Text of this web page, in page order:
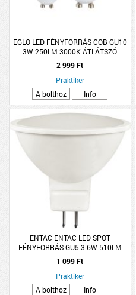
EGLO LED FÉNYFORRÁS COB GU10
3W 250LM 3000K ÁTLÁTSZÓ
2 999 Ft
Praktiker
A bolthoz
Info
ENTAC ENTAC LED SPOT
FÉNYFORRÁS GU5.3 6W 510LM
4000K NW
1 099 Ft
Praktiker
A bolthoz
Info